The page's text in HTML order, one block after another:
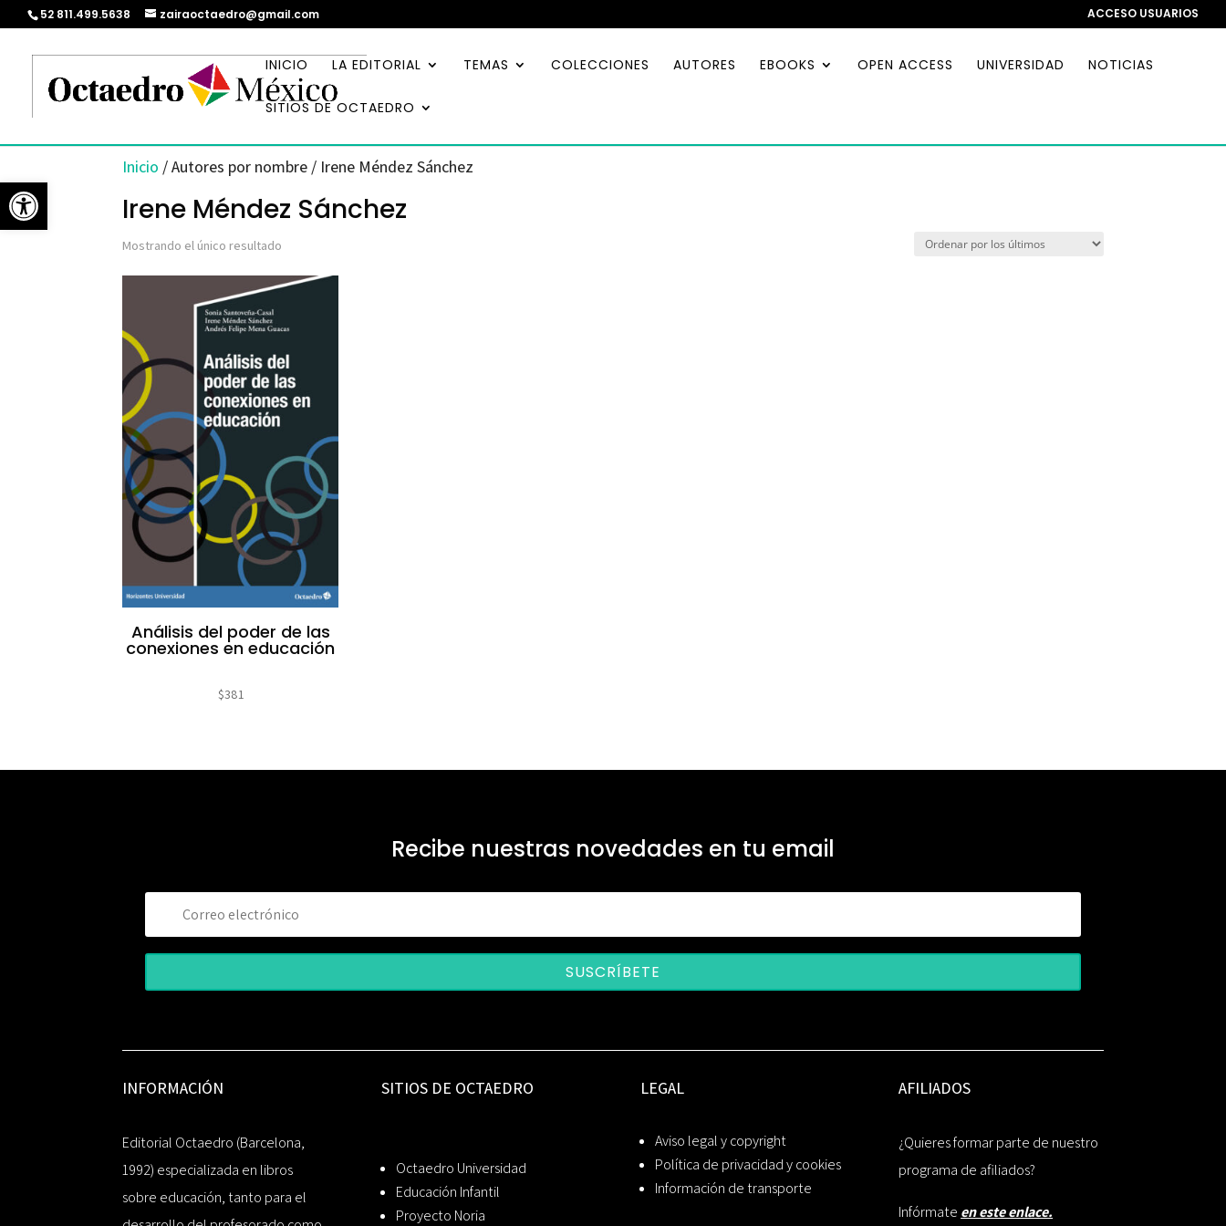
Abrir barra de herramientas
52 811.499.5638 zairaoctaedro@gmail.com ACCESO USUARIOS
INICIO LA EDITORIAL TEMAS COLECCIONES AUTORES EBOOKS OPEN ACCESS UNIVERSIDAD NOTICIAS
SITIOS DE OCTAEDRO
Inicio / Autores por nombre / Irene Méndez Sánchez
Irene Méndez Sánchez
Mostrando el único resultado
Análisis del poder de las
conexiones en educación
$381
Recibe nuestras novedades en tu email
SUSCRÍBETE
INFORMACIÓN
Editorial Octaedro (Barcelona,
1992) especializada en libros
sobre educación, tanto para el
SITIOS DE OCTAEDRO
Octaedro Universidad
Educación Infantil
Proyecto Noria
LEGAL
Aviso legal y copyright
Política de privacidad y cookies
Información de transporte
AFILIADOS
¿Quieres formar parte de nuestro
programa de afiliados?
Infórmate en este enlace.